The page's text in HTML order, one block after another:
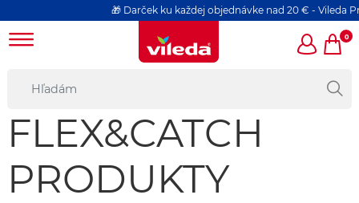
🎁 Darček ku každej objednávke nad 20 € - Vileda Pro
0
FLEX&CATCH
PRODUKTY